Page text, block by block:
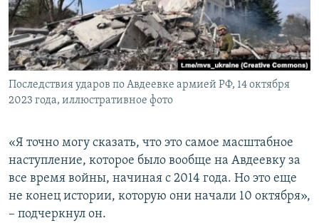
ПОБЕДИТЕЛЕЙ НЕ СУДЯТ?
КРЫМ.НЕПОКОРЕННЫЙ
ELIFBE
УКРАИНСКАЯ ПРОБЛЕМА КРЫМА
ПРИСОЕДИНЯЙТЕСЬ!
Все сайты RFE/RL
Последствия ударов по Авдеевке армией РФ, 14 октября
2023 года, иллюстративное фото
«Я точно могу сказать, что это самое масштабное
наступление, которое было вообще на Авдеевку за
все время войны, начиная с 2014 года. Но это еще
не конец истории, которую они начали 10 октября»,
– подчеркнул он.